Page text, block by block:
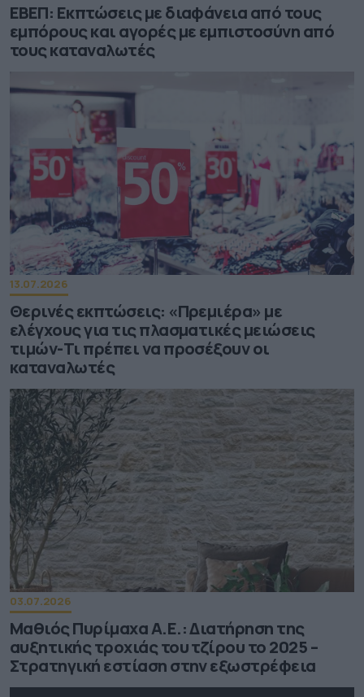
ΕΒΕΠ: Εκπτώσεις με διαφάνεια από τους
εμπόρους και αγορές με εμπιστοσύνη από
τους καταναλωτές
13.07.2026
Θερινές εκπτώσεις: «Πρεμιέρα» με
ελέγχους για τις πλασματικές μειώσεις
τιμών-Τι πρέπει να προσέξουν οι
καταναλωτές
03.07.2026
Μαθιός Πυρίμαχα Α.Ε.: Διατήρηση της
αυξητικής τροχιάς του τζίρου το 2025 –
Στρατηγική εστίαση στην εξωστρέφεια